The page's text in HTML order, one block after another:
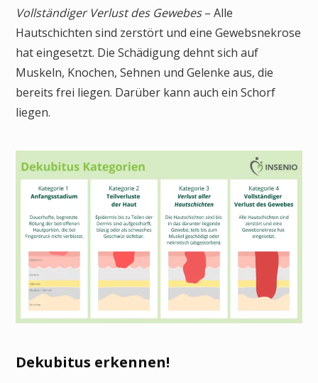
Vollständiger Verlust des Gewebes– Alle
Hautschichten sind zerstört und eine Gewebsnekrose
hat eingesetzt. Die Schädigung dehnt sich auf
Muskeln, Knochen, Sehnen und Gelenke aus, die
bereits frei liegen. Darüber kann auch ein Schorf
liegen.
Dekubitus erkennen!